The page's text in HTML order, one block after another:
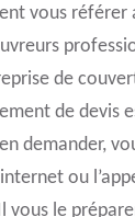
vous référer
de
de devis
demander,
ou
vous le